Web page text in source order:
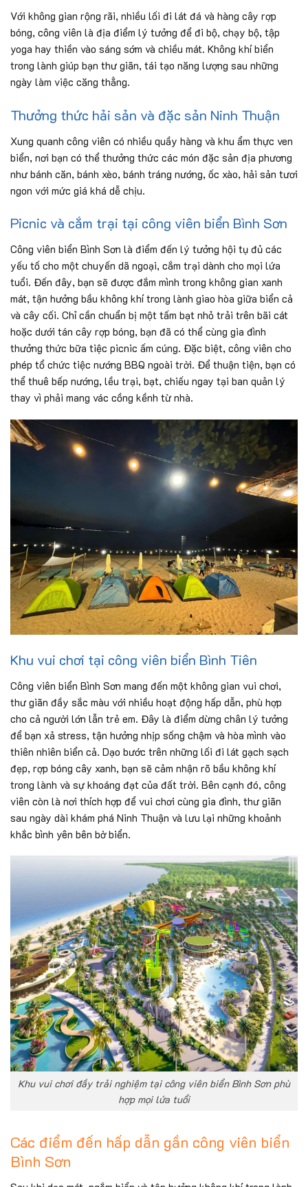
Với không gian rộng rãi, nhiều lối đi lát đá và hàng cây rợp
bóng, công viên là địa điểm lý tưởng để đi bộ, chạy bộ, tập
yoga hay thiền vào sáng sớm và chiều mát. Không khí biển
trong lành giúp bạn thư giãn, tái tạo năng lượng sau những
ngày làm việc căng thẳng.
Thưởng thức hải sản và đặc sản Ninh Thuận
Xung quanh công viên có nhiều quầy hàng và khu ẩm thực ven
biển, nơi bạn có thể thưởng thức các món đặc sản địa phương
như bánh căn, bánh xèo, bánh tráng nướng, ốc xào, hải sản tươi
ngon với mức giá khá dễ chịu.
Picnic và cắm trại tại công viên biển Bình Sơn
Công viên biển Bình Sơn là điểm đến lý tưởng hội tụ đủ các
yếu tố cho một chuyến dã ngoại, cắm trại dành cho mọi lứa
tuổi. Đến đây, bạn sẽ được đắm mình trong không gian xanh
mát, tận hưởng bầu không khí trong lành giao hòa giữa biển cả
và cây cối. Chỉ cần chuẩn bị một tấm bạt nhỏ trải trên bãi cát
hoặc dưới tán cây rợp bóng, bạn đã có thể cùng gia đình
thưởng thức bữa tiệc picnic ấm cúng. Đặc biệt, công viên cho
phép tổ chức tiệc nướng BBQ ngoài trời. Để thuận tiện, bạn có
thể thuê bếp nướng, lều trại, bạt, chiếu ngay tại ban quản lý
thay vì phải mang vác cồng kềnh từ nhà.
Khu vui chơi tại công viên biển Bình Tiên
Công viên biển Bình Sơn mang đến một không gian vui chơi,
thư giãn đầy sắc màu với nhiều hoạt động hấp dẫn, phù hợp
cho cả người lớn lẫn trẻ em. Đây là điểm dừng chân lý tưởng
để bạn xả stress, tận hưởng nhịp sống chậm và hòa mình vào
thiên nhiên biển cả. Dạo bước trên những lối đi lát gạch sạch
đẹp, rợp bóng cây xanh, bạn sẽ cảm nhận rõ bầu không khí
trong lành và sự khoáng đạt của đất trời. Bên cạnh đó, công
viên còn là nơi thích hợp để vui chơi cùng gia đình, thư giãn
sau ngày dài khám phá Ninh Thuận và lưu lại những khoảnh
khắc bình yên bên bờ biển.
Khu vui chơi đầy trải nghiệm tại công viên biển Bình Sơn phù
hợp mọi lứa tuổi
Các điểm đến hấp dẫn gần công viên biển
Bình Sơn